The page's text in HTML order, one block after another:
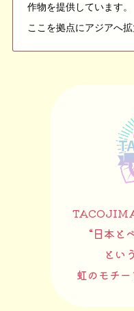
作物を提供しています。
ここを拠点にアジアへ
“日本と
とい
虹のモチ